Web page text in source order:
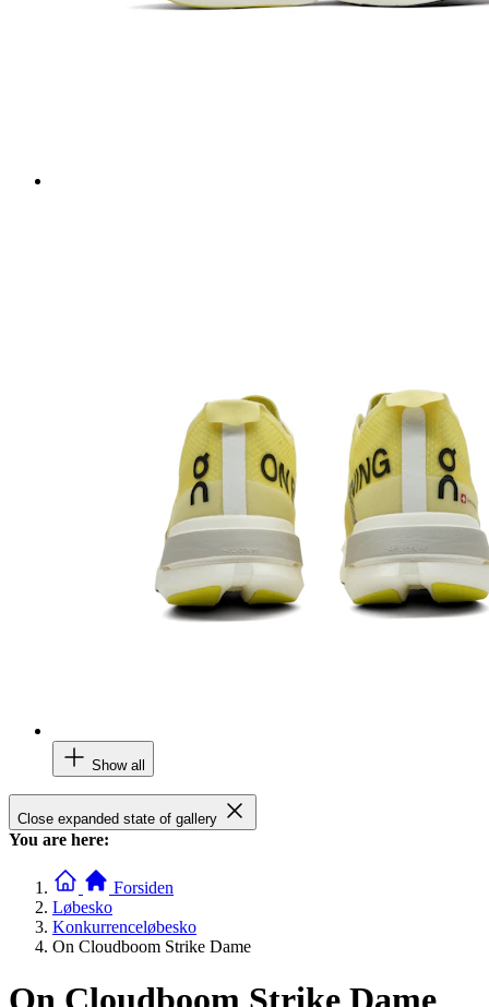
Show all
Close expanded state of gallery
You are here:
Forsiden
Løbesko
Konkurrenceløbesko
On Cloudboom Strike Dame